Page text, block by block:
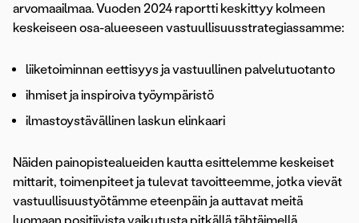
arvomaailmaa. Vuoden 2024 raportti keskittyy kolmeen
keskeiseen osa-alueeseen vastuullisuusstrategiassamme:
liiketoiminnan eettisyys ja vastuullinen palvelutuotanto
ihmiset ja inspiroiva työympäristö
ilmastoystävällinen laskun elinkaari
Näiden painopistealueiden kautta esittelemme keskeiset
mittarit, toimenpiteet ja tulevat tavoitteemme, jotka vievät
vastuullisuustyötämme eteenpäin ja auttavat meitä